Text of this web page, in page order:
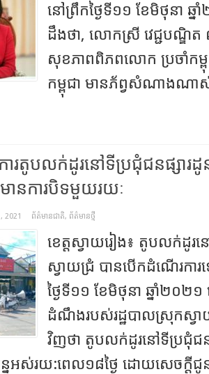
នៅព្រឹកថ្ងៃទី១១ ខែមិថុនា ឆ្
ដឹងថា, លោកស្រី វេជ្ជបណ្ឌិ
សុខភាពពិភពលោក ប្រចាំកម្ពុជ
កម្ពុជា មានភ័ព្វសំណាងណ
ារតូបលក់ដូរនៅទីប្រជុំជនផ្សារ
ានការបិទមួយរយៈ
2021 ព័ត៌មានជាតិ, ព័ត៌មានថ្មី
ខេត្តស្វាយរៀង៖ តូបលក់ដូរ
ស្វាយជ្រំ បានបើកដំណើរក
ថ្ងៃទី១១ ខែមិថុនា ឆ្នាំ២០២១
ដំណឹងរបស់រដ្ឋបាលស្រុកស្
វិញថា តូបលក់ដូរនៅទីប្រជុំជន
នអស់រយ:ពេល១៨ថ្ងៃ ដោយសេចក្តី